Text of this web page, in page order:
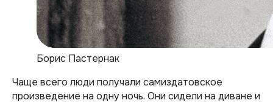
Борис Пастернак
Чаще всего люди получали самиздатовское
произведение на одну ночь. Они сидели на диване и